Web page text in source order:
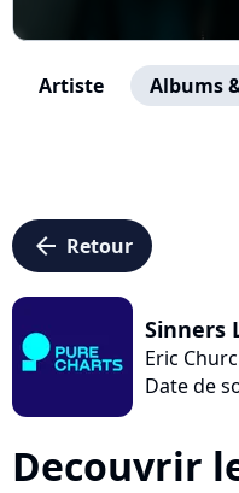
Artiste Albums
arrow_left Retour
Sinners
Eric
Date de
Decouvrir